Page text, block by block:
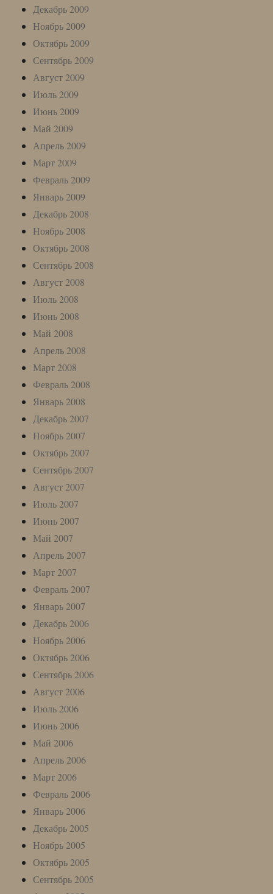
Декабрь 2009
Ноябрь 2009
Октябрь 2009
Сентябрь 2009
Август 2009
Июль 2009
Июнь 2009
Май 2009
Апрель 2009
Март 2009
Февраль 2009
Январь 2009
Декабрь 2008
Ноябрь 2008
Октябрь 2008
Сентябрь 2008
Август 2008
Июль 2008
Июнь 2008
Май 2008
Апрель 2008
Март 2008
Февраль 2008
Январь 2008
Декабрь 2007
Ноябрь 2007
Октябрь 2007
Сентябрь 2007
Август 2007
Июль 2007
Июнь 2007
Май 2007
Апрель 2007
Март 2007
Февраль 2007
Январь 2007
Декабрь 2006
Ноябрь 2006
Октябрь 2006
Сентябрь 2006
Август 2006
Июль 2006
Июнь 2006
Май 2006
Апрель 2006
Март 2006
Февраль 2006
Январь 2006
Декабрь 2005
Ноябрь 2005
Октябрь 2005
Сентябрь 2005